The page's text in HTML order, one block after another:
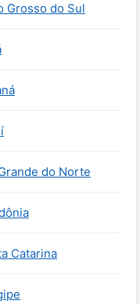
Grosso do Sul
do Norte
Catarina